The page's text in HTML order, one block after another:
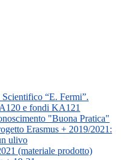
“E. Fermi”.
e fondi KA121
"Buona Pratica"
Erasmus + 2019/2021:
ulivo
(materiale prodotto)